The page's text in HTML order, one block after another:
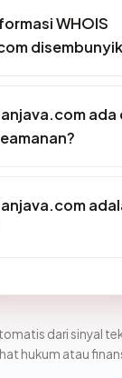
WHOIS
ada
dari sinyal
hukum atau